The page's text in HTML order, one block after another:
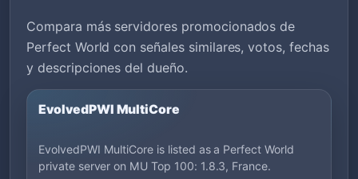
Compara más servidores promocionados de
Perfect World con señales similares, votos, fechas
y descripciones del dueño.
EvolvedPWI MultiCore
EvolvedPWI MultiCore is listed as a Perfect World
private server on MU Top 100: 1.8.3, France.